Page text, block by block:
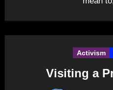
Activism
Visiting a